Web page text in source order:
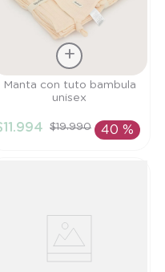
Talla
AÑADIR AL
Manta con tuto bambula
unisex
11 .994 $19.990 40 %